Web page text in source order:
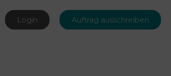
Login Auftrag ausschreiben